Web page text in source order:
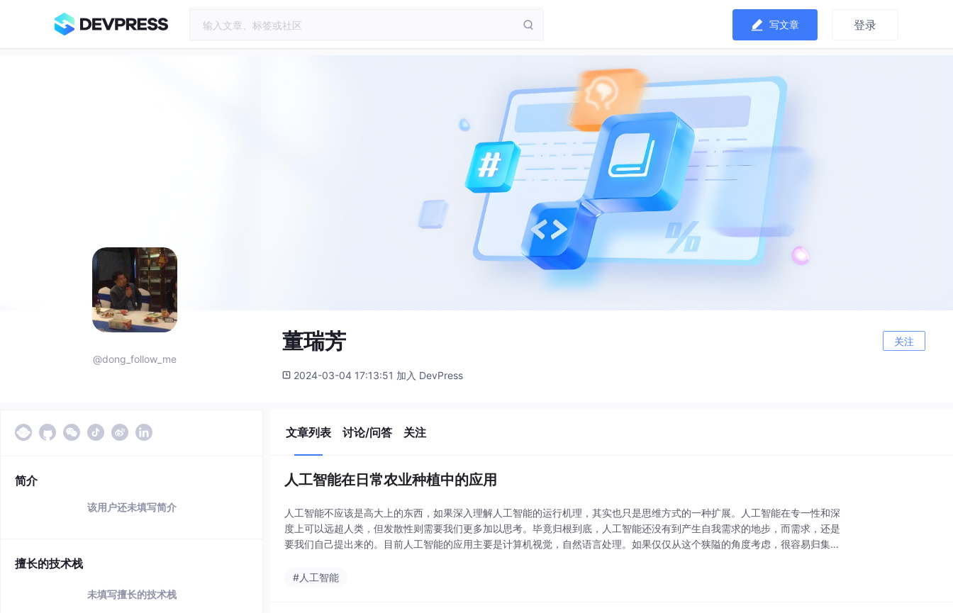
写文章 登录
@dong_follow_me
董瑞芳 关注
2024-03-04 17:13:51 加入 DevPress
简介
该用户还未填写简介
擅长的技术栈
未填写擅长的技术栈
文章列表 讨论/问答 关注
人工智能在日常农业种植中的应用
人工智能不应该是高大上的东西，如果深入理解人工智能的运行机理，其实也只是思维方式的一种扩展。人工智能在专一性和深
度上可以远超人类，但发散性则需要我们更多加以思考。毕竟归根到底，人工智能还没有到产生自我需求的地步，而需求，还是
要我们自己提出来的。目前人工智能的应用主要是计算机视觉，自然语言处理。如果仅仅从这个狭隘的角度考虑，很容易归集到
#人工智能